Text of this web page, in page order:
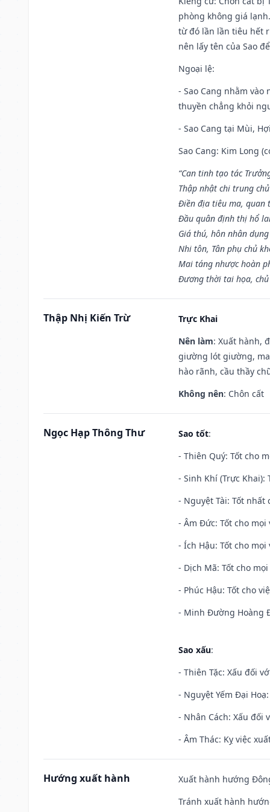
phòng không giá
từ đó lần lần tiêu hết
nên lấy tên của Sao
Ngoại lệ:
- Sao Cang nhằm vào
thuyền chẳng khỏi
- Sao Cang tại Mùi,
Sao Cang: Kim Long
“Can tinh tạo tác
Thập nhật chi trung
Điền địa tiêu ma, quan
Đầu quân định thị hổ
Giá thú, hôn nhân
Nhi tôn, Tân phụ chủ
Mai táng nhược hoàn
Đương thời tai họa,
Thập Nhị Kiến Trừ
Trực Khai
Nên làm: Xuất hành,
giường lót giường,
hào rãnh, cầu thầy
Không nên: Chôn cất
Ngọc Hạp Thông Thư Sao tốt:
- Thiên Quý: Tốt cho
- Sinh Khí (Trực
- Nguyệt Tài: Tốt
- Âm Đức: Tốt cho mọi
- Ích Hậu: Tốt cho
- Dịch Mã: Tốt cho
- Phúc Hậu: Tốt cho
- Minh Đường Hoàng
Sao xấu:
- Thiên Tặc: Xấu đối
- Nguyệt Yếm Đại
- Nhân Cách: Xấu đối
- Âm Thác: Kỵ việc
Hướng xuất hành
Xuất hành hướng
Tránh xuất hành